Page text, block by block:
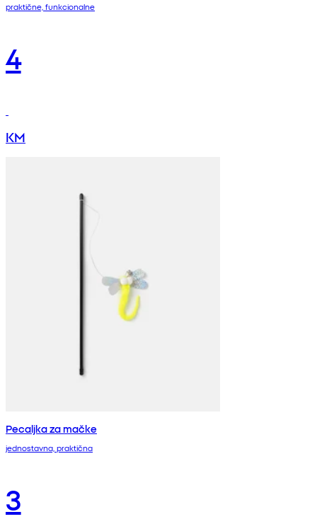
praktične, funkcionalne
4
KM
Pecaljka za mačke
jednostavna, praktična
3